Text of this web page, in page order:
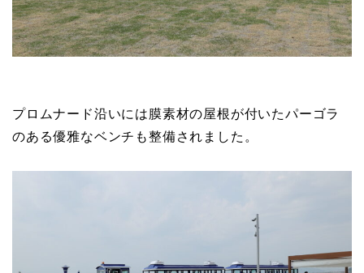
プロムナード沿いには膜素材の屋根が付いたパーゴラ
のある優雅なベンチも整備されました。